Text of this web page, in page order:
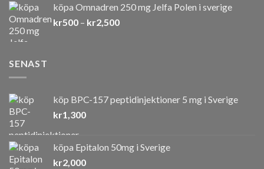
kr3,600
köpa Omnadren 250 mg Jelfa Polen i sverige
kr500 – kr2,500Prisintervall:
SENAST
köp BPC-157 peptidinjektioner 5 mg i Sverige
kr1,300
köpa Epitalon 50mg i Sverige
kr2,000